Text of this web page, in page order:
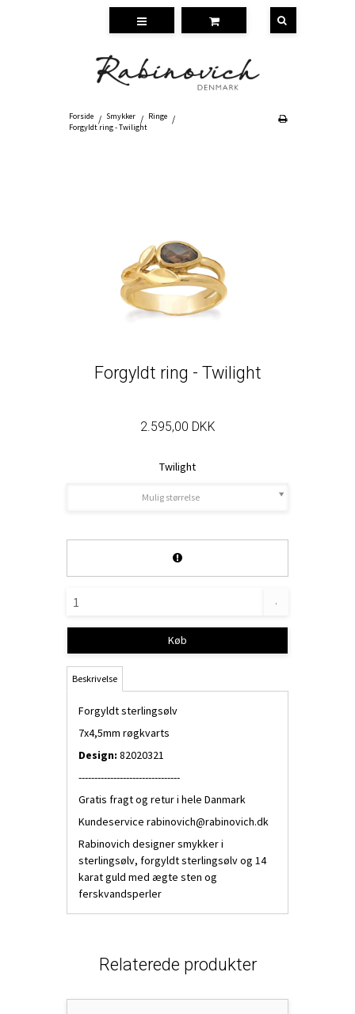
Forside / Smykker / Ringe /
Forgyldt ring - Twilight
Forgyldt ring - Twilight
2.595,00 DKK
Twilight
Mulig størrelse
.
Køb
Beskrivelse
Forgyldt sterlingsølv
7x4,5mm røgkvarts
Design: 82020321
--------------------------------
Gratis fragt og retur i hele Danmark
Kundeservice rabinovich@rabinovich.dk
Rabinovich designer smykker i
sterlingsølv, forgyldt sterlingsølv og 14
karat guld med ægte sten og
ferskvandsperler
Relaterede produkter